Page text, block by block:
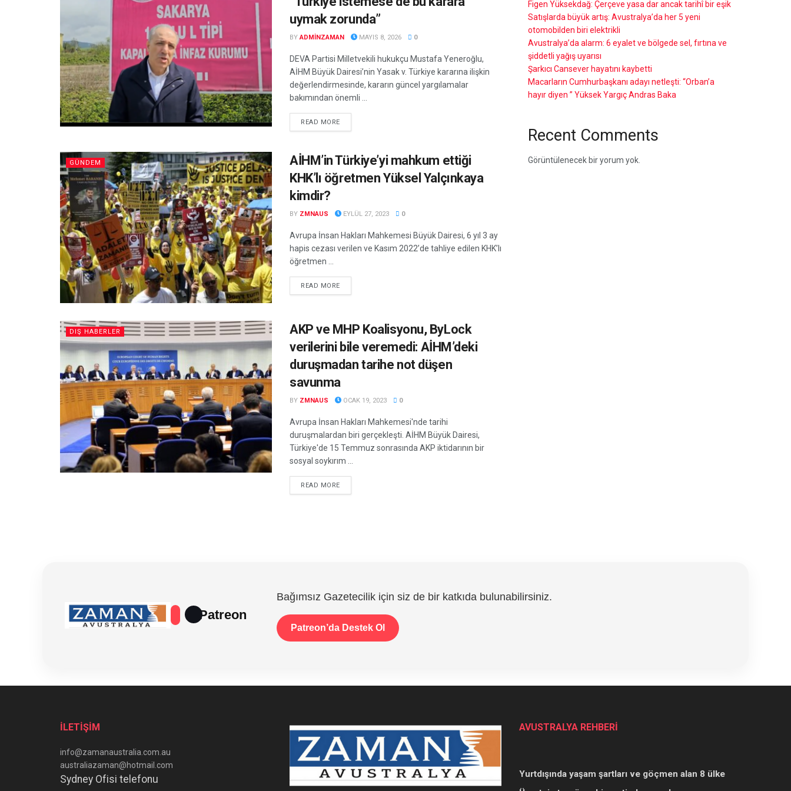
uymak zorunda”
BY ADMINZAMAN MAYIS 8, 2026 0
DEVA Partisi Milletvekili hukukçu Mustafa Yeneroğlu,
AİHM Büyük Dairesi’nin Yasak v. Türkiye kararına ilişkin
değerlendirmesinde, kararın güncel yargılamalar
bakımından önemli ...
READ MOREDETAILS
GÜNDEM
AİHM’in Türkiye’yi mahkum ettiği
KHK’lı öğretmen Yüksel Yalçınkaya
kimdir?
BY ZMNAUS EYLÜL 27, 2023 0
Avrupa İnsan Hakları Mahkemesi Büyük Dairesi, 6 yıl 3 ay
hapis cezası verilen ve Kasım 2022’de tahliye edilen KHK’lı
öğretmen ...
READ MOREDETAILS
DIŞ HABERLER
AKP ve MHP Koalisyonu, ByLock
verilerini bile veremedi: AİHM’deki
duruşmadan tarihe not düşen
savunma
BY ZMNAUS OCAK 19, 2023 0
Avrupa İnsan Hakları Mahkemesi'nde tarihi
duruşmalardan biri gerçekleşti. AİHM Büyük Dairesi,
Türkiye'de 15 Temmuz sonrasında AKP iktidarının bir
sosyal soykırım ...
READ MOREDETAILS
Figen Yüksekdağ: Çerçeve yasa dar ancak tarihî bir eşik
Satışlarda büyük artış: Avustralya’da her 5 yeni
otomobilden biri elektrikli
Avustralya’da alarm: 6 eyalet ve bölgede sel, fırtına ve
şiddetli yağış uyarısı
Şarkıcı Cansever hayatını kaybetti
Macarların Cumhurbaşkanı adayı netleşti: “Orban’a
hayır diyen ” Yüksek Yargıç Andras Baka
Recent Comments
Görüntülenecek bir yorum yok.
Patreon
Bağımsız Gazetecilik için siz de bir katkıda bulunabilirsiniz.
Patreon’da Destek Ol
İLETİŞİM
info@zamanaustralia.com.au
australiazaman@hotmail.com
Sydney Ofisi telefonu
AVUSTRALYA REHBERİ
Yurtdışında yaşam şartları ve göçmen alan 8 ülke